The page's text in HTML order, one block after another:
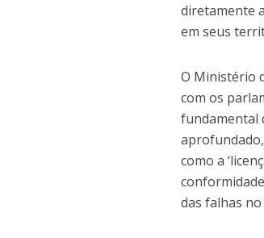
diretamente
em seus
O Ministério
com os
fundamental
como a
das falhas